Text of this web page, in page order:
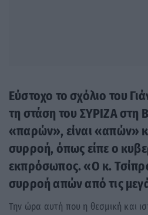
Εύστοχο το σχόλιο του
τη στάση του ΣΥΡΙΖΑ στη
«παρών», είναι «απών»
συρροή, όπως είπε ο
εκπρόσωπος. «Ο κ.
συρροή απών από τις
Την ώρα αυτή που η θεσμική και